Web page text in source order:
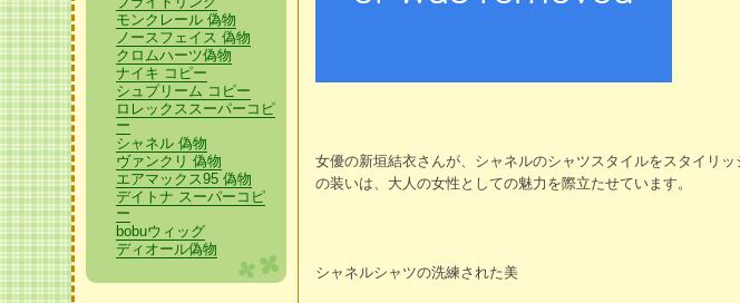
女優の新垣結衣さんが、シャネルのシャツスタイルをスタイリ
の装いは、大人の女性としての魅力を際立たせています。
シャネルシャツの洗練された美
モンクレール 偽物
ノースフェイス 偽物
クロムハーツ偽物
ナイキ コピー
シュプリーム コピー
ロレックススーパーコピ
ー
シャネル 偽物
ヴァンクリ 偽物
エアマックス95 偽物
デイトナ スーパーコピ
ー
bobuウィッグ
ディオール偽物